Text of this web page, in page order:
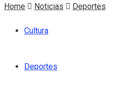
Cultura
Deportes
Home Noticias Deportes